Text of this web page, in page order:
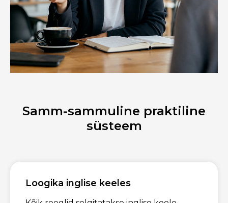
Samm-sammuline praktiline
süsteem
Loogika inglise keeles